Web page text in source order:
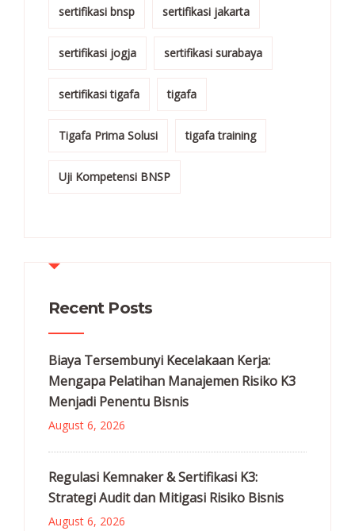
sertifikasi bnsp sertifikasi jakarta
sertifikasi jogja sertifikasi surabaya
sertifikasi tigafa tigafa
Tigafa Prima Solusi tigafa training
Uji Kompetensi BNSP
Recent Posts
Biaya Tersembunyi Kecelakaan Kerja:
Mengapa Pelatihan Manajemen Risiko K3
Menjadi Penentu Bisnis
August 6, 2026
Regulasi Kemnaker & Sertifikasi K3:
Strategi Audit dan Mitigasi Risiko Bisnis
August 6, 2026